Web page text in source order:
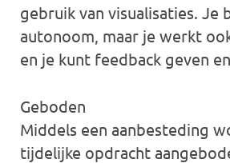
gebruik van visualisaties. Je
autonoom, maar je werkt
en je kunt feedback geven
Geboden
Middels een aanbesteding
tijdelijke opdracht